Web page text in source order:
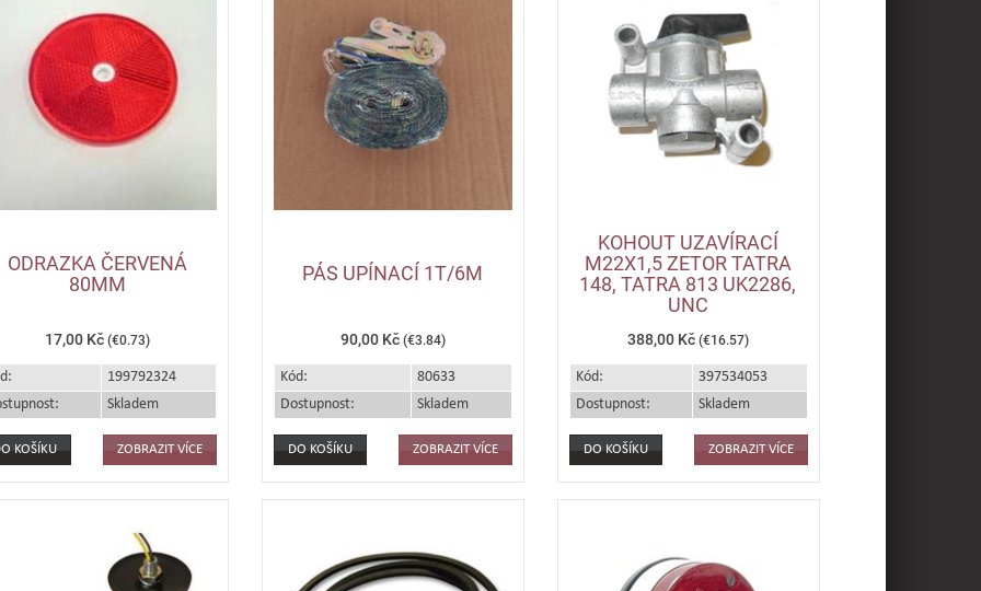
ODRAZKA ČERVENÁ
80MM
17,00 Kč (€0.73)
199792324
Skladem
ZOBRAZIT VÍCE
PÁS UPÍNACÍ 1T/6M
90,00 Kč (€3.84)
Kód:
80633
Dostupnost:
Skladem
ZOBRAZIT VÍCE
KOHOUT UZAVÍRACÍ
M22X1,5 ZETOR TATRA
148, TATRA 813 UK2286,
UNC
388,00 Kč(€16.57)
Kód:
397534053
Dostupnost:
Skladem
ZOBRAZIT VÍCE